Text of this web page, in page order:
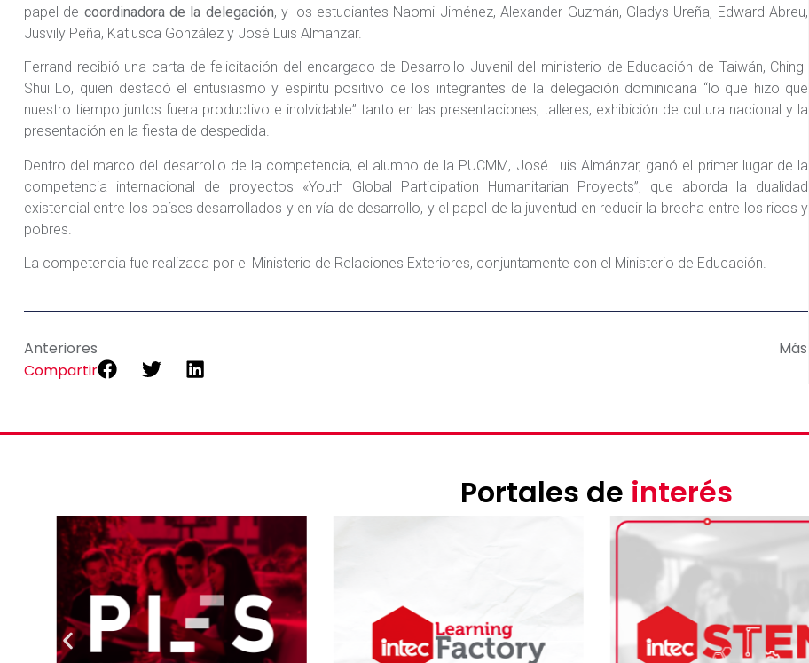
papel de coordinadora de la delegación, y los estudiantes Naomi Jiménez, Alexander Guzmán, Gladys Ureña, Edward Abreu,
Jusvily Peña, Katiusca González y José Luis Almanzar.
Ferrand recibió una carta de felicitación del encargado de Desarrollo Juvenil del ministerio de Educación de Taiwán, Ching-
Shui Lo, quien destacó el entusiasmo y espíritu positivo de los integrantes de la delegación dominicana “lo que hizo que
nuestro tiempo juntos fuera productivo e inolvidable” tanto en las presentaciones, talleres, exhibición de cultura nacional y la
presentación en la fiesta de despedida.
Dentro del marco del desarrollo de la competencia, el alumno de la PUCMM, José Luis Almánzar, ganó el primer lugar de la
competencia internacional de proyectos «Youth Global Participation Humanitarian Proyects”, que aborda la dualidad
existencial entre los países desarrollados y en vía de desarrollo, y el papel de la juventud en reducir la brecha entre los ricos y
pobres.
La competencia fue realizada por el Ministerio de Relaciones Exteriores, conjuntamente con el Ministerio de Educación.
Anteriores
Más
Compartir
Portales de interés